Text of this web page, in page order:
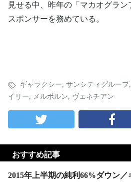
見せる中、昨年の「マカオグラ
スポンサーを務めている。
ギャラクシー, サンシティグループ,
イリー, メルボルン, ヴェネチアン
おすすめ記事
2015年上半期の純利66%ダウン／